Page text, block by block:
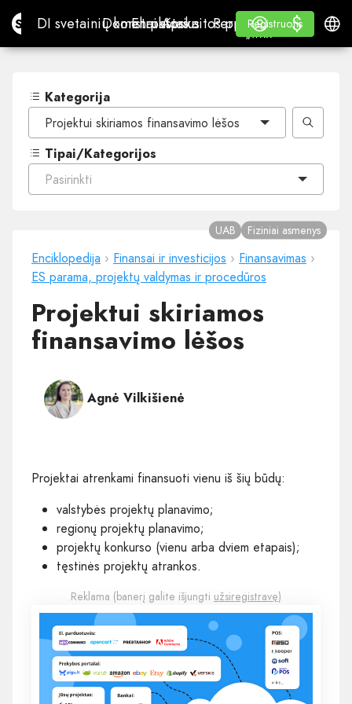
Site.proDI svetainių konstruktorius
DI svetainių konstruktorius
Domenai
DomenaiEl. paštas
El. paštasApskaitos programa
Apskaitos programa
Perpardavėjams
„WHITE LABEL“
Mokymasis
Mokymasis
Registruotis
Registruotis
Prisijungti
$
$
Kategorija
Projektui skiriamos finansavimo lėšos
Tipai/Kategorijos
Pasirinkti
Enciklopedija › Finansai ir investicijos › Finansavimas ›
ES parama, projektų valdymas ir procedūros
Projektui skiriamos
finansavimo lėšos
UAB Fiziniai asmenys
Agnė Vilkišienė
Projektai atrenkami finansuoti vienu iš šių būdų:
valstybės projektų planavimo;
regionų projektų planavimo;
projektų konkurso (vienu arba dviem etapais);
tęstinės projektų atrankos.
Reklama (banerį galite išjungti užsiregistravę)